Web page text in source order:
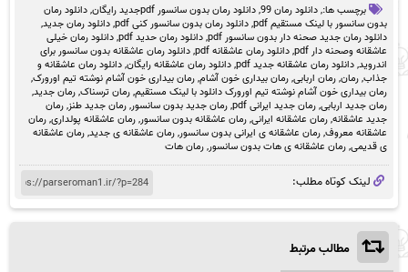
برچسب ها:,دانلود رمان 99 ,دانلود رمان بدون سانسور pdfجدید رایگان ,دانلود رمان
بدون سانسور با لینک مستقیم pdf
,دانلود رمان بدون سانسور کنی pdf ,دانلود رمان جدید,
دانلود رمان جدید صحنه دار بدون سانسور pdf
,دانلود رمان حدید pdf ,دانلود رمان خیلی
عاشقانه وصحنه دار pdf
,دانلود رمان عاشقانه pdf ,دانلود رمان عاشقانه بدون سانسور برای
اندروید,دانلود رمان عاشقانه جدید pdf ,دانلود رمان عاشقانه رایگان,دانلود رمان عاشقانه و
جذاب,رمان,رمان اربابی,رمان بیداری خون آشام,رمان بیداری خون آشام نوشته تیم اورورک,
رمان بیداری خون آشام نوشته تیم اورورک دانلود با لینک مستقیم,رمان ترسناک,رمان جدید,
رمان جدید اربابی,رمان جدید ایرانی pdf ,رمان جدید بدون سانسور,رمان جدید طنز,رمان
جدید عاشقانه,رمان عاشقانه ایرانی,رمان عاشقانه بدون سانسور,رمان عاشقانه پولداری,رمان
عاشقانه معروف,رمان عاشقانه ی ایرانی بدون سانسور,رمان عاشقانه ی جدید,رمان عاشقانه
ی قدیمی,رمان عاشقانه ی هات بدون سانسور,رمان هات
لینک کوتاه مطلب:
مطالب مرتبط